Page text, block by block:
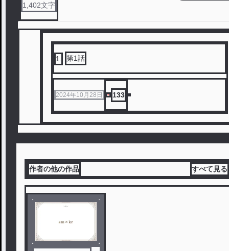
1,402文字
1 第1話
2024年10月28日 133
作者の他の作品 すべて見る